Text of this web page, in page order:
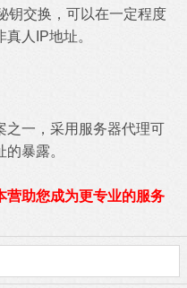
钥交换，可以在一定程度
真人IP地址。
之一，采用服务器代理可
暴露。
营助您成为更专业的服务